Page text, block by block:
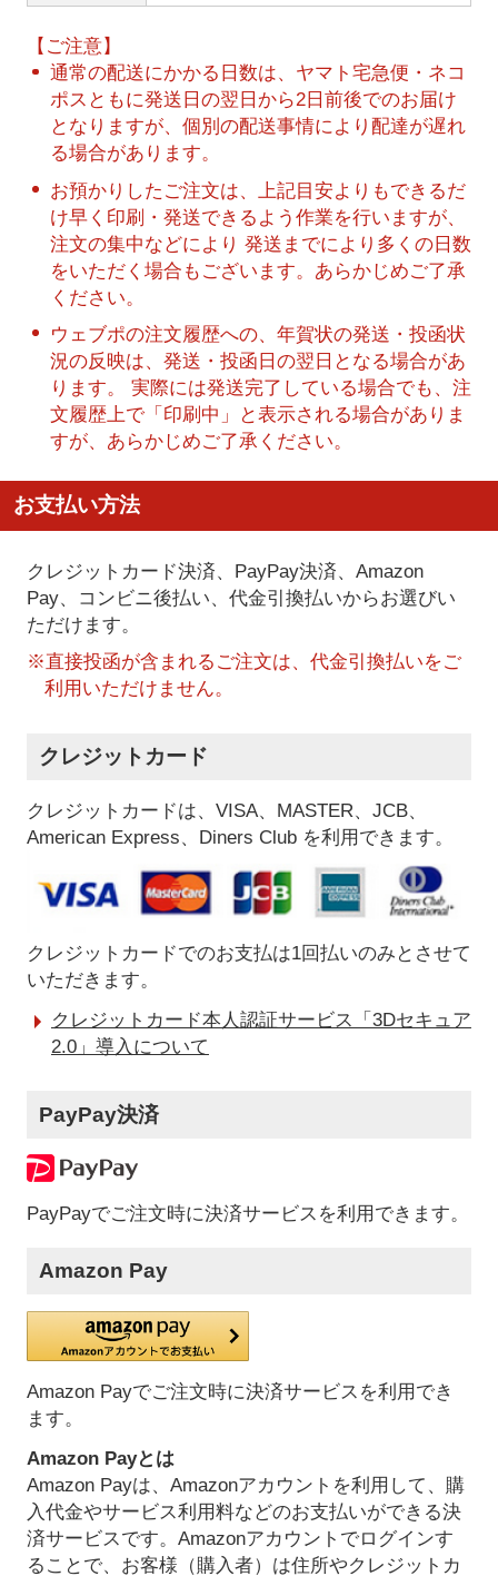
【ご注意】
通常の配送にかかる日数は、ヤマト宅急便・ネコ
ポスともに発送日の翌日から2日前後でのお届け
となりますが、個別の配送事情により配達が遅れ
る場合があります。
お預かりしたご注文は、上記目安よりもできるだ
け早く印刷・発送できるよう作業を行いますが、
注文の集中などにより 発送までにより多くの日数
をいただく場合もございます。あらかじめご了承
ください。
ウェブポの注文履歴への、年賀状の発送・投函状
況の反映は、発送・投函日の翌日となる場合があ
ります。 実際には発送完了している場合でも、注
文履歴上で「印刷中」と表示される場合がありま
すが、あらかじめご了承ください。
お支払い方法
クレジットカード決済、PayPay決済、Amazon
Pay、コンビニ後払い、代金引換払いからお選びい
ただけます。
※直接投函が含まれるご注文は、代金引換払いをご
利用いただけません。
クレジットカード
クレジットカードは、VISA、MASTER、JCB、
American Express、Diners Club を利用できます。
クレジットカードでのお支払は1回払いのみとさせて
いただきます。
クレジットカード本人認証サービス「3Dセキュア
2.0」導入について
PayPay決済
PayPayでご注文時に決済サービスを利用できます。
Amazon Pay
Amazon Payでご注文時に決済サービスを利用でき
ます。
Amazon Payとは
Amazon Payは、Amazonアカウントを利用して、購
入代金やサービス利用料などのお支払いができる決
済サービスです。Amazonアカウントでログインす
ることで、お客様（購入者）は住所やクレジットカ